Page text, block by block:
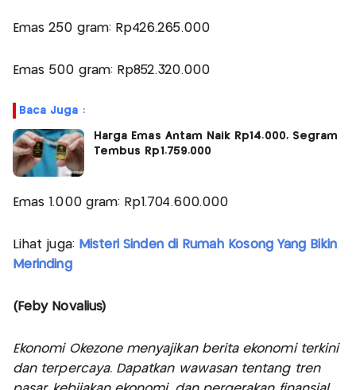
Emas 250 gram: Rp426.265.000
Emas 500 gram: Rp852.320.000
Baca Juga :
Harga Emas Antam Naik Rp14.000, Segram
Tembus Rp1.759.000
Emas 1.000 gram: Rp1.704.600.000
Lihat juga: Misteri Sinden di Rumah Kosong Yang Bikin
Merinding
(Feby Novalius)
Ekonomi Okezone menyajikan berita ekonomi terkini
dan terpercaya. Dapatkan wawasan tentang tren